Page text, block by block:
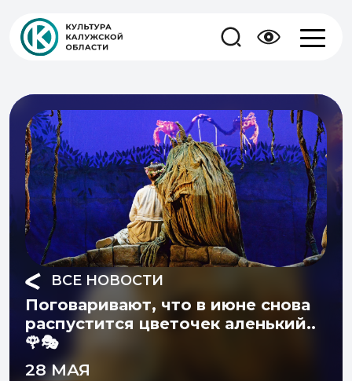
ВСЕ НОВОСТИ
Поговаривают, что в июне снова
распустится цветочек аленький..
🌹🎭
28 МАЯ